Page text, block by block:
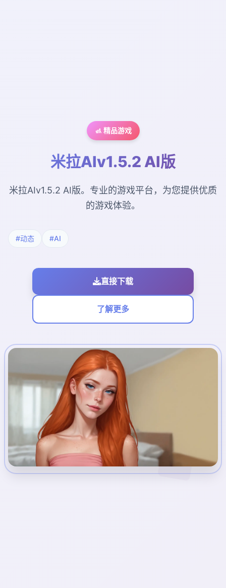
🚮 精品游戏
米拉AIv1.5.2 AI版
米拉AIv1.5.2 AI版。专业的游戏平台，为您提供优质
的游戏体验。
#动态 #AI
直接下载
了解更多